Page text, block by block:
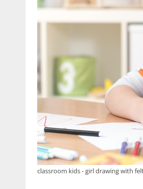
classroom kids - girl drawing with